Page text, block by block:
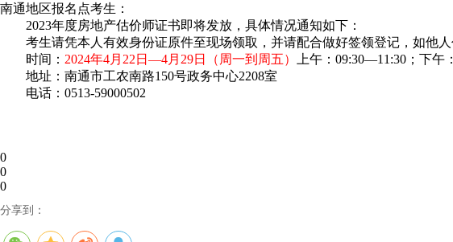
南通地区报名点考生：
2023年度房地产估价师证书即将发放，具体情况通知如下：
考生请凭本人有效身份证原件至现场领取，并请配合做好签领登记，如他人
时间： 2024年4月22日—4月29日（周一到周五）
上午：09:30—11:30；下午
地址：南通市工农南路150号政务中心2208室
电话：0513-59000502
0
0
0
分享到：